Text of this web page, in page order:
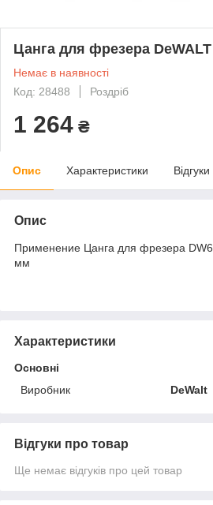
Цанга для фрезера
Немає в наявності
Код: 28488
Роздріб
1 264 ₴
Опис Характеристики
Опис
Применение Цанга для фрезера
мм
Характеристики
Основні
Виробник
DeWalt
Відгуки про товар
Ще немає відгуків про цей товар